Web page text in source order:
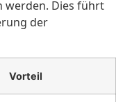
werden. Dies führt
der
Vorteil